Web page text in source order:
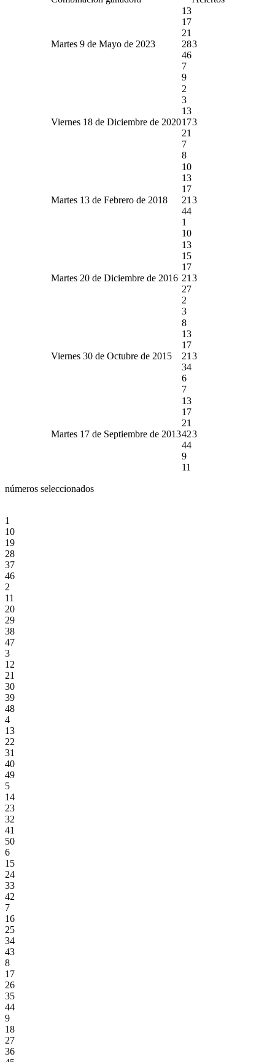
Martes 9 de Mayo de 2023
13
17
21
28
46
7
9
3
Viernes 18 de Diciembre de 2020
2
3
13
17
21
7
8
3
Martes 13 de Febrero de 2018
10
13
17
21
44
1
10
3
Martes 20 de Diciembre de 2016
13
15
17
21
27
2
3
3
Viernes 30 de Octubre de 2015
8
13
17
21
34
6
7
3
Martes 17 de Septiembre de 2013
13
17
21
42
44
9
11
3
números seleccionados
1
10
19
28
37
46
2
11
20
29
38
47
3
12
21
30
39
48
4
13
22
31
40
49
5
14
23
32
41
50
6
15
24
33
42
7
16
25
34
43
8
17
26
35
44
9
18
27
36